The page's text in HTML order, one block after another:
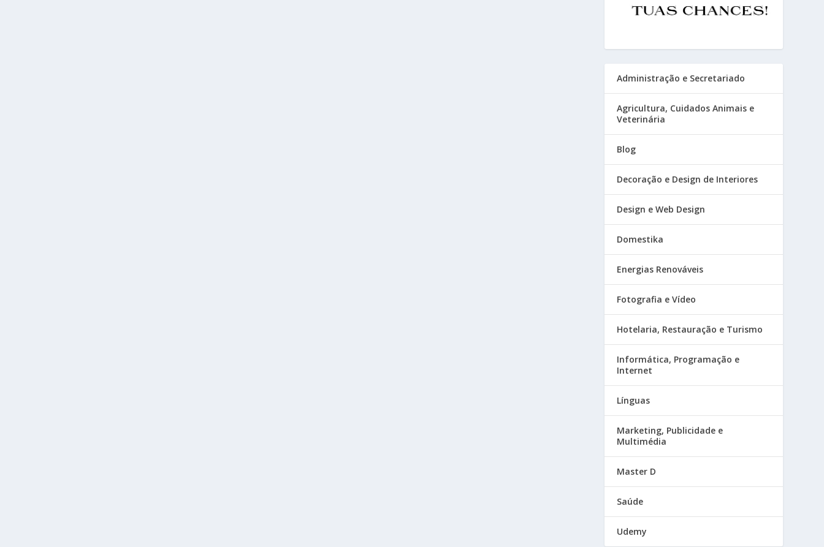
Administração e Secretariado
Agricultura, Cuidados Animais e
Veterinária
Blog
Decoração e Design de Interiores
Design e Web Design
Domestika
Energias Renováveis
Fotografia e Vídeo
Hotelaria, Restauração e Turismo
Informática, Programação e
Internet
Línguas
Marketing, Publicidade e
Multimédia
Master D
Saúde
Udemy